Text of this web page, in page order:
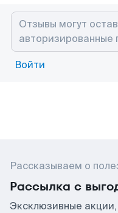
Войти
Рассказываем о
Рассылка с
Эксклюзивные